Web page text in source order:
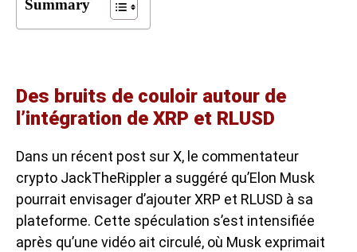
Summary
Des bruits de couloir autour de
l’intégration de XRP et RLUSD
Dans un récent post sur X, le commentateur
crypto JackTheRippler a suggéré qu’Elon Musk
pourrait envisager d’ajouter XRP et RLUSD à sa
plateforme. Cette spéculation s’est intensifiée
après qu’une vidéo ait circulé, où Musk exprimait